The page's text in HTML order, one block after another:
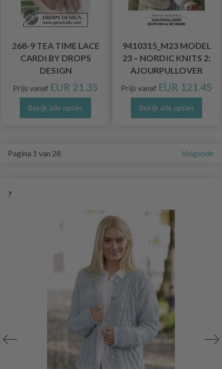
268-9 TEA TIME LACE
CARDI BY DROPS
DESIGN
Prijs vanaf EUR 21.35
Bekijk alle opties
9410315_M23 MODEL
23 – NORDIC KNITS 2:
AJOURPULLOVER
Prijs vanaf EUR 121.45
Bekijk alle opties
Pagina 1 van 28 Volgende
?